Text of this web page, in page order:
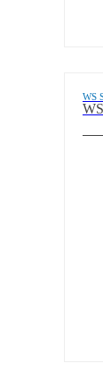
WS